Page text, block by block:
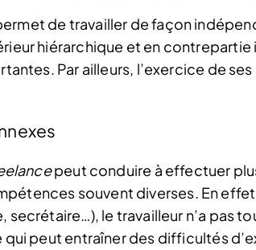
de travailler de façon
hiérarchique et en
Par ailleurs, l’exercice de
peut conduire à effectuer
souvent diverses. En
le travailleur n’a pas
qui peut entraîner des difficultés